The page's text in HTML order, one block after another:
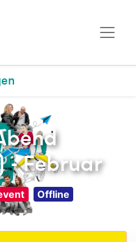
- Februar
Offline